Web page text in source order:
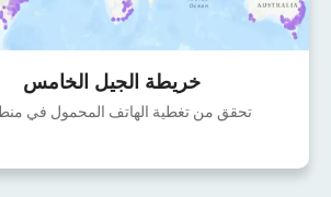
خريطة الجيل الخامس
تحقق من تغطية الهاتف المحمول في